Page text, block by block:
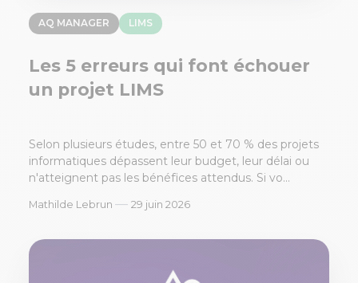
AQ MANAGER LIMS
Les 5 erreurs qui font échouer
un projet LIMS
Selon plusieurs études, entre 50 et 70 % des projets
informatiques dépassent leur budget, leur délai ou
n'atteignent pas les bénéfices attendus. Si vo...
Mathilde Lebrun — 29 juin 2026